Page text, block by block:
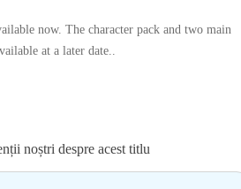
now. The character pack and two main
at a later date..
noștri despre acest titlu